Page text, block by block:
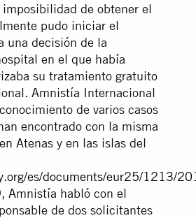
de obtener el
pudo iniciar el
una decisión de la
en el que había
su tratamiento gratuito
Amnistía Internacional
de varios casos
encontrado con la misma
Atenas y en las islas del
es/documents/eur25/1213/
Amnistía habló con el
de dos solicitantes